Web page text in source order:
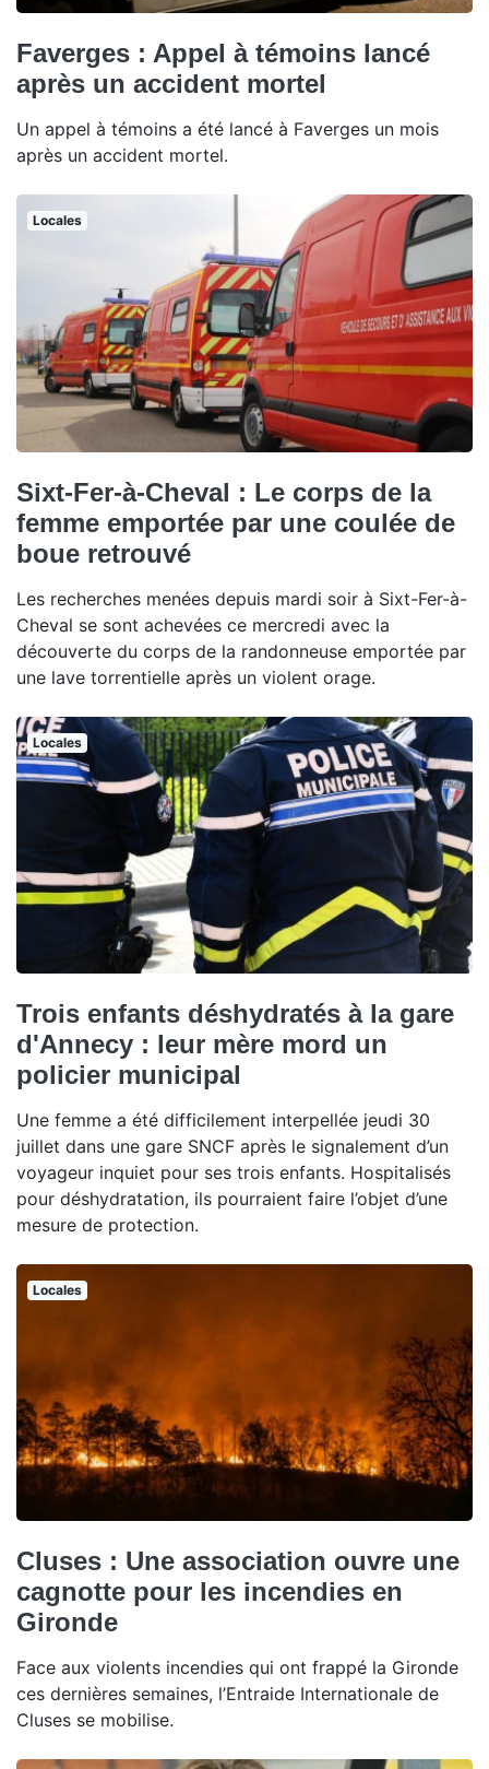
Faverges : Appel à témoins lancé
après un accident mortel
Un appel à témoins a été lancé à Faverges un mois
après un accident mortel.
Locales
Sixt-Fer-à-Cheval : Le corps de la
femme emportée par une coulée de
boue retrouvé
Les recherches menées depuis mardi soir à Sixt-Fer-à-
Cheval se sont achevées ce mercredi avec la
découverte du corps de la randonneuse emportée par
une lave torrentielle après un violent orage.
Locales
Trois enfants déshydratés à la gare
d'Annecy : leur mère mord un
policier municipal
Une femme a été difficilement interpellée jeudi 30
juillet dans une gare SNCF après le signalement d’un
voyageur inquiet pour ses trois enfants. Hospitalisés
pour déshydratation, ils pourraient faire l’objet d’une
mesure de protection.
Locales
Cluses : Une association ouvre une
cagnotte pour les incendies en
Gironde
Face aux violents incendies qui ont frappé la Gironde
ces dernières semaines, l’Entraide Internationale de
Cluses se mobilise.